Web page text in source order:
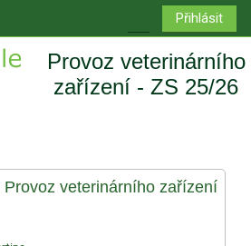
Přepnout
Přihlásit
Provoz veterinárního
zařízení - ZS 25/26
Provoz veterinárního zařízení